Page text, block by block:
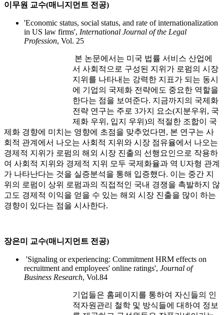
이무원 교수(매니지먼트 전공)
'Economic status, social status, and rate of internationalization
in US law firms', International Journal of the Legal
Profession, Vol. 25
본 논문에서는 미국 법률 서비스 산업에
서 사회적으로 구성된 지위가 로펌의 시장
지위를 나타내는 강력한 지표가 되는 동시
에 기업의 국제화 전략에도 중요한 역할을
한다는 점을 보여준다. 지금까지의 국제화
전략 연구는 주로 3가지 요소(지분우위, 국
제화 우위, 입지 우위)의 적절한 조합이 국
제화 경향에 미치는 영향에 초점을 맞추었다면, 본 연구는 사
회적 관계에서 나오는 사회적 지위와 시장 점유율에서 나오는
경제적 지위가 로펌의 해외 시장 진출의 선행요인으로 작용하
여 사회적 지위와 경제적 지위 모두 국제화율과 역 U자형 관계
가 나타난다는 것을 실증분석을 통해 입증했다. 이는 중간 지
위의 로펌이 상위 로펌과의 직접적인 국내 경쟁을 촉발하지 않
고도 경제적 이익을 얻을 수 있는 해외 시장 진출을 많이 하는
경향이 있다는 점을 시사한다.
장은미 교수(매니지먼트 전공)
'Signaling or experiencing: Commitment HRM effects on
recruitment and employees' online ratings', Journal of
Business Research, Vol.84
기업들은 홈페이지를 통하여 자신들의 인
적자원관리 철학 및 방식들에 대하여 정보